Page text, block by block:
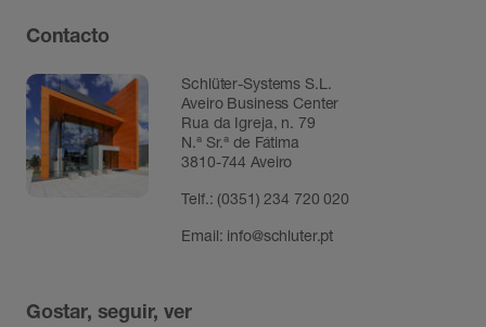
Contacto
Schlüter-Systems S.L.
Aveiro Business Center
Rua da Igreja, n. 79
N.ª Sr.ª de Fátima
3810-744 Aveiro
Telf.:(0351) 234 720 020
Email: info@schluter.pt
Gostar, seguir, ver